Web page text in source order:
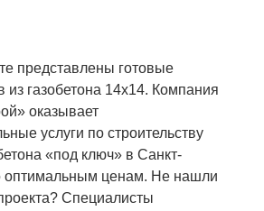
представлены готовые
из газобетона 14x14. Компания
оказывает
услуги по строительству
«под ключ» в Санкт-
оптимальным ценам. Не нашли
Специалисты